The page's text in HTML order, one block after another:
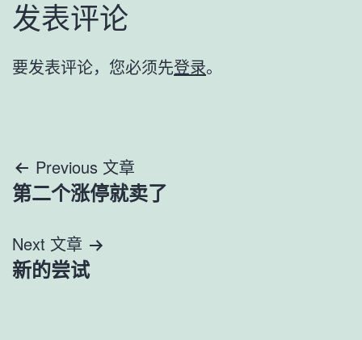
发表评论
要发表评论，您必须先登录。
文
章
导
航
Previous 文章
第二个涨停就卖了
Next 文章
新的尝试